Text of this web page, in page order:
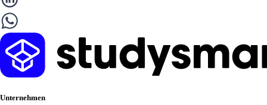
Unternehmen